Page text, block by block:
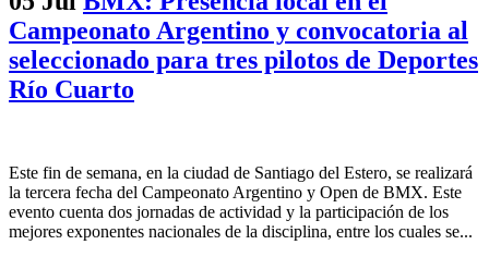
Campeonato Argentino y convocatoria al
seleccionado para tres pilotos de Deportes
Río Cuarto
Este fin de semana, en la ciudad de Santiago del Estero, se realizará
la tercera fecha del Campeonato Argentino y Open de BMX. Este
evento cuenta dos jornadas de actividad y la participación de los
mejores exponentes nacionales de la disciplina, entre los cuales se...